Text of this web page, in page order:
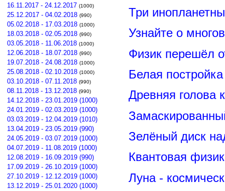
16.11.2017 - 24.12.2017 (1000)
25.12.2017 - 04.02.2018 (990)
05.02.2018 - 17.03.2018 (1000)
18.03.2018 - 02.05.2018 (990)
03.05.2018 - 11.06.2018 (1000)
12.06.2018 - 18.07.2018 (990)
19.07.2018 - 24.08.2018 (1000)
25.08.2018 - 02.10.2018 (1000)
03.10.2018 - 07.11.2018 (990)
08.11.2018 - 13.12.2018 (990)
14.12.2018 - 23.01.2019 (1000)
24.01.2019 - 02.03.2019 (1000)
03.03.2019 - 12.04.2019 (1010)
13.04.2019 - 23.05.2019 (990)
24.05.2019 - 03.07.2019 (1000)
04.07.2019 - 11.08.2019 (1000)
12.08.2019 - 16.09.2019 (990)
17.09.2019 - 26.10.2019 (1000)
27.10.2019 - 12.12.2019 (1000)
13.12.2019 - 25.01.2020 (1000)
Три
Узнайте о
Физик перешёл
Белая
Древняя голова
Зелёный диск
Квантовая
Луна -